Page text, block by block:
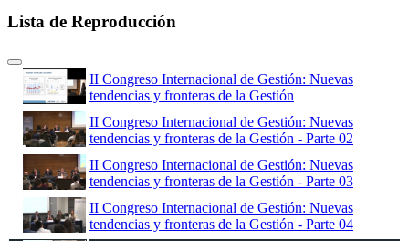
Lista de Reproducción
II Congreso Internacional de Gestión: Nuevas
tendencias y fronteras de la Gestión
II Congreso Internacional de Gestión: Nuevas
tendencias y fronteras de la Gestión - Parte 02
II Congreso Internacional de Gestión: Nuevas
tendencias y fronteras de la Gestión - Parte 03
II Congreso Internacional de Gestión: Nuevas
tendencias y fronteras de la Gestión - Parte 04